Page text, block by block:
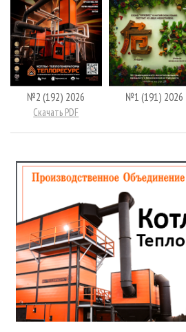
№2 (192) 2026
Скачать PDF
№1 (191) 2026